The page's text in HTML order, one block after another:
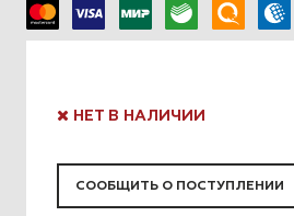
НЕТ В НАЛИЧИИ
СООБЩИТЬ О ПОСТУПЛЕНИИ